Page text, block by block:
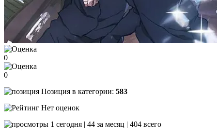
0
0
Позиция в категории: 583
Нет оценок
1 сегодня | 44 за месяц | 404 всего